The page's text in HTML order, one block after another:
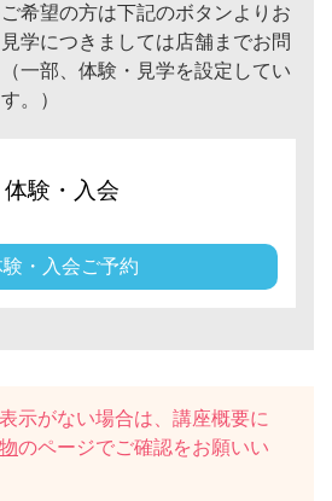
希望の方は下記のボタンよりお
学につきましては店舗までお問
一部、体験・見学を設定してい
。）
体験・入会
験・入会ご予約
示がない場合は、講座概要に
のページでご確認をお願いい